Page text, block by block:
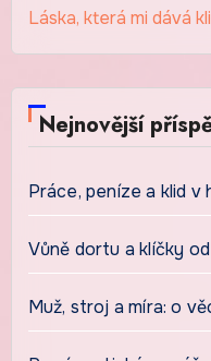
Láska, která mi dává
Nejnovější
Práce, peníze a klid v
Vůně dortu a klíčky
Muž, stroj a míra: o